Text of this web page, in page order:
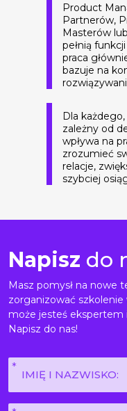
Product
Partnerów,
Masterów
pełnią
praca
bazuje na
Dla
zależny od
wpływa na
zrozumieć
relacje,
szybciej
Napisz do
Masz pomysł na nowe
zorganizować
może jesteś ekspertem
Napisz do nas!
Imię